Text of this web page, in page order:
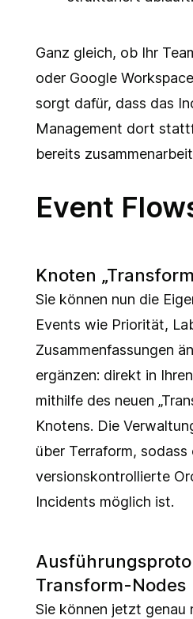
Ganz gleich, ob Ihr
oder Google
sorgt dafür, dass das
Management dort
bereits
Event
Knoten
Sie können nun die
Events wie Priorität,
Zusammenfassungen
ergänzen: direkt in
mithilfe des neuen
Knotens. Die
über Terraform, sodass
versionskontrollierte
Incidents möglich ist.
Transform-Nodes
Sie können jetzt genau